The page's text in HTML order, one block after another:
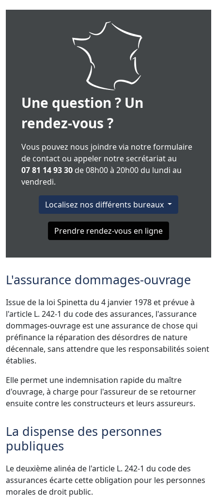
Une question ? Un
rendez-vous ?
Vous pouvez nous joindre via notre formulaire
de contact ou appeler notre secrétariat au
07 81 14 93 30 de 08h00 à 20h00 du lundi au
vendredi.
Localisez nos différents bureaux
Prendre rendez-vous en ligne
L'assurance dommages-ouvrage
Issue de la loi Spinetta du 4 janvier 1978 et prévue à
l'article L. 242-1 du code des assurances, l'assurance
dommages-ouvrage est une assurance de chose qui
préfinance la réparation des désordres de nature
décennale, sans attendre que les responsabilités soient
établies.
Elle permet une indemnisation rapide du maître
d'ouvrage, à charge pour l'assureur de se retourner
ensuite contre les constructeurs et leurs assureurs.
La dispense des personnes
publiques
Le deuxième alinéa de l'article L. 242-1 du code des
assurances écarte cette obligation pour les personnes
morales de droit public.